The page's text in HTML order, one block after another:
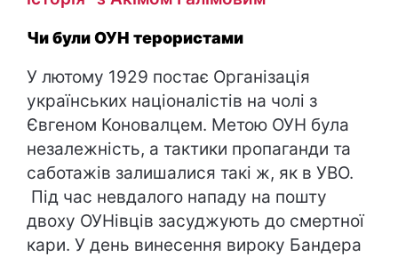
Чи були ОУН терористами
У лютому 1929 постає Організація
українських націоналістів на чолі з
Євгеном Коновалцем. Метою ОУН була
незалежність, а тактики пропаганди та
саботажів залишалися такі ж, як в УВО.
Під час невдалого нападу на пошту
двоху ОУНівців засуджують до смертної
кари. У день винесення вироку Бандера